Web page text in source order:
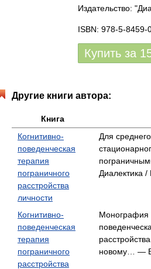
Издательство:
ISBN: 978-5-8459-
Купить за
Другие книги автора:
Книга
Когнитивно-
поведенческая
терапия
пограничного
расстройства
личности
Для
Диалектика /
Когнитивно-
поведенческая
терапия
пограничного
расстройства
Монография
новому… —